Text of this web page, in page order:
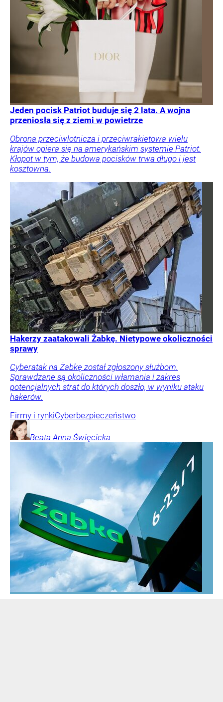
Jeden pocisk Patriot buduje się 2 lata. A wojna
przeniosła się z ziemi w powietrze
Obrona przeciwlotnicza i przeciwrakietowa wielu
krajów opiera się na amerykańskim systemie Patriot.
Kłopot w tym, że budowa pocisków trwa długo i jest
kosztowna.
Hakerzy zaatakowali Żabkę. Nietypowe okoliczności
sprawy
Cyberatak na Żabkę został zgłoszony służbom.
Sprawdzane są okoliczności włamania i zakres
potencjalnych strat do których doszło, w wyniku ataku
hakerów.
Firmy i rynkiCyberbezpieczeństwo
Beata Anna Święcicka